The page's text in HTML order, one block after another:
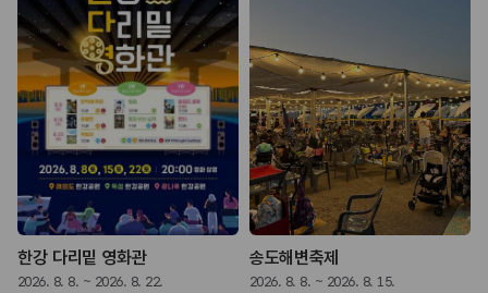
한강 다리밑 영화관
2026. 8. 8. ~ 2026. 8. 22.
송도해변축제
2026. 8. 8. ~ 2026. 8. 15.